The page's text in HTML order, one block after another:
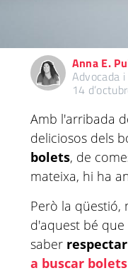
Anna E.
Advocada
14
Amb l'arribada
deliciosos dels
bolets, de
mateixa, hi ha
Però la qüestió,
d'aquest bé que
saber
a buscar bolets